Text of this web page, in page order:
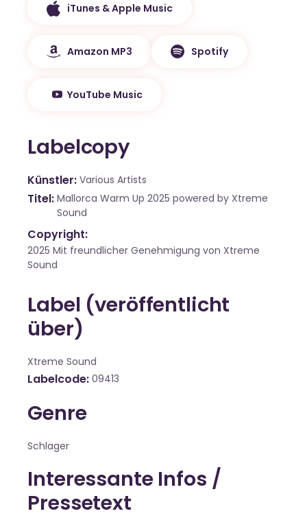
iTunes & Apple Music
Amazon MP3 Spotify
YouTube Music
Labelcopy
Künstler Various Artists
Titel Mallorca Warm Up 2025 powered by Xtreme
Sound
Copyright:
2025 Mit freundlicher Genehmigung von Xtreme
Sound
Label (veröffentlicht
über)
Xtreme Sound
Labelcode 09413
Genre
Schlager
Interessante Infos /
Pressetext